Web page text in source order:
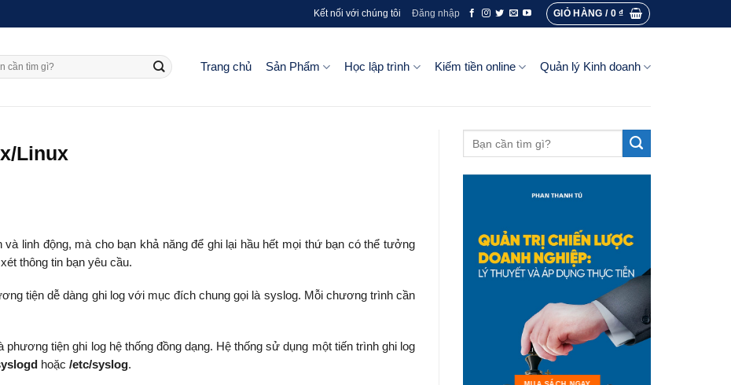
Kết nối với chúng tôi Đăng nhập GIỎ HÀNG / 0₫
Trang chủ Sản Phẩm Học lập trình Kiếm tiền online Quản lý Kinh doanh
Linux
linh động, mà cho bạn khả năng để ghi lại hầu hết mọi thứ bạn có thể tưởng
thông tin bạn yêu cầu.
tiện dễ dàng ghi log với mục đích chung gọi là syslog. Mỗi chương trình cần
tiện ghi log hệ thống đồng dạng. Hệ thống sử dụng một tiến trình ghi log
hoặc /etc/syslog.